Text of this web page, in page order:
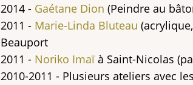
2014 - Gaétane Dion (Peindre au
2011 - Marie-Linda Bluteau
Beauport
2011 - Noriko Imaï à Saint-Nicolas
2010-2011 - Plusieurs ateliers avec